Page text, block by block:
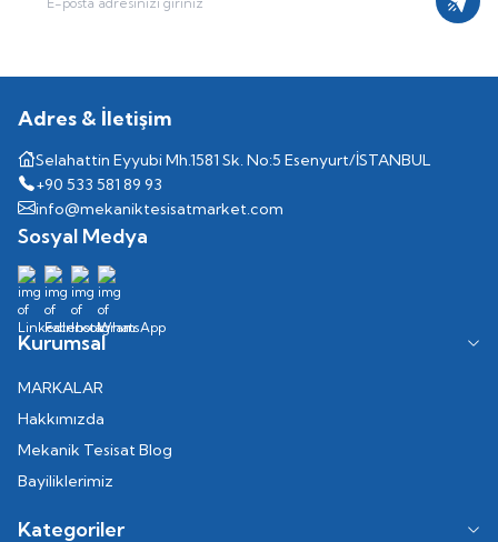
Adres & İletişim
Selahattin Eyyubi Mh.1581 Sk. No:5 Esenyurt/İSTANBUL
+90 533 581 89 93
info@mekaniktesisatmarket.com
Sosyal Medya
Kurumsal
MARKALAR
Hakkımızda
Mekanik Tesisat Blog
Bayiliklerimiz
Kategoriler